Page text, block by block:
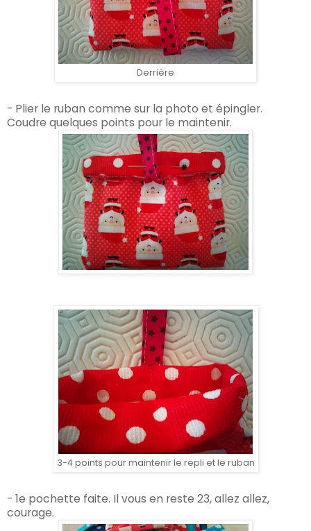
Derrière
- Plier le ruban comme sur la photo et épingler.
Coudre quelques points pour le maintenir.
3-4 points pour maintenir le repli et le ruban
- 1e pochette faite. Il vous en reste 23, allez allez,
courage.